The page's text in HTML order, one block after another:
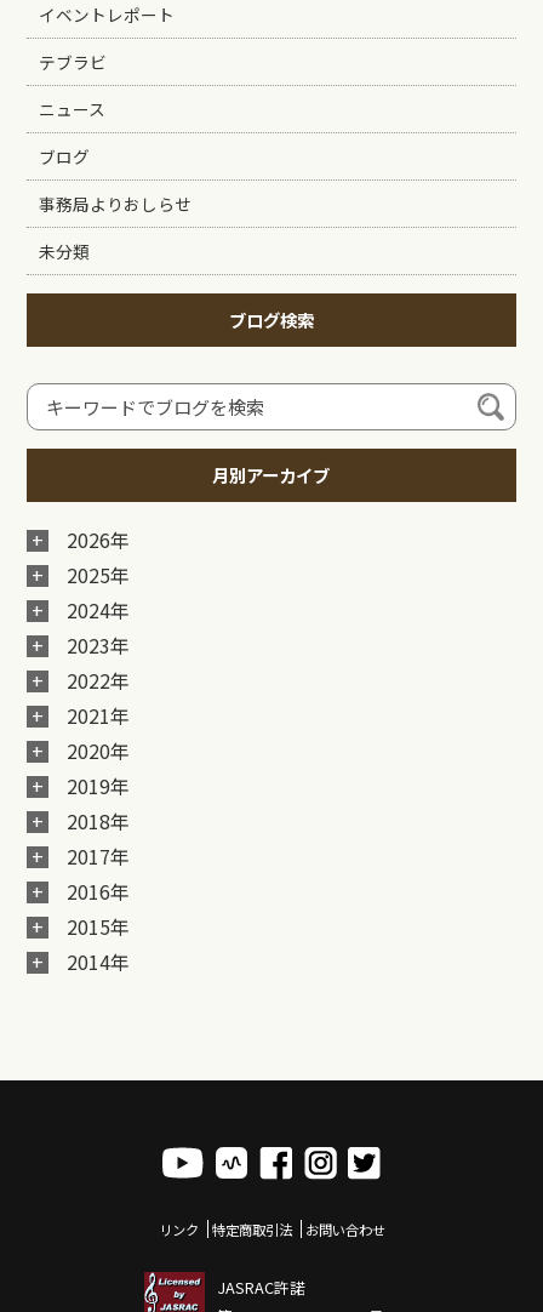
イベントレポート
テブラビ
ニュース
ブログ
事務局よりおしらせ
未分類
ブログ検索
月別アーカイブ
2026年
2025年
2024年
2023年
2022年
2021年
2020年
2019年
2018年
2017年
2016年
2015年
2014年
リンク 特定商取引法 お問い合わせ
JASRAC許諾